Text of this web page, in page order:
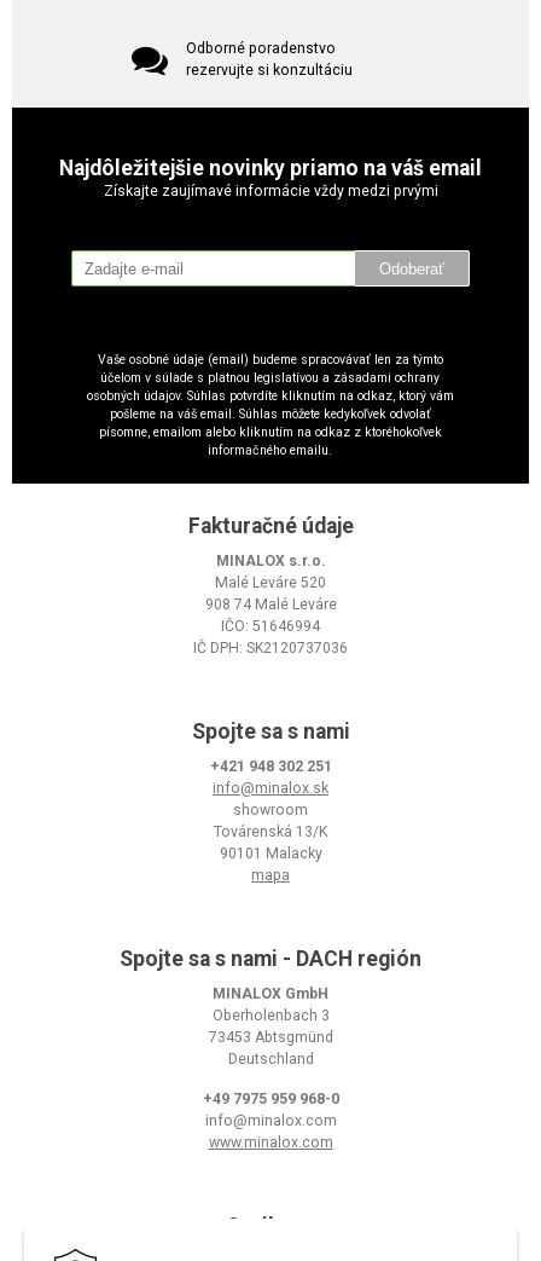
Odborné poradenstvo
rezervujte si konzultáciu
Najdôležitejšie novinky priamo na váš email
Získajte zaujímavé informácie vždy medzi prvými
Odoberať
Vaše osobné údaje (email) budeme spracovávať len za týmto
účelom v súlade s platnou legislatívou a zásadami ochrany
osobných údajov. Súhlas potvrdíte kliknutím na odkaz, ktorý vám
pošleme na váš email. Súhlas môžete kedykoľvek odvolať
písomne, emailom alebo kliknutím na odkaz z ktoréhokoľvek
informačného emailu.
Fakturačné údaje
MINALOX s.r.o.
Malé Leváre 520
908 74 Malé Leváre
IČO: 51646994
IČ DPH: SK2120737036
Spojte sa s nami
+421 948 302 251
info@minalox.sk
showroom
Továrenská 13/K
90101 Malacky
mapa
Spojte sa s nami - DACH región
MINALOX GmbH
Oberholenbach 3
73453 Abtsgmünd
Deutschland
+49 7975 959 968-0
info@minalox.com
www.minalox.com
O nákupe